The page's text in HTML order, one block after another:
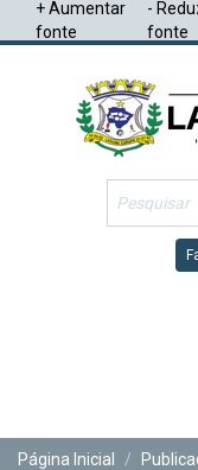
+ Aumentar
fonte
-
fonte
Página Inicial